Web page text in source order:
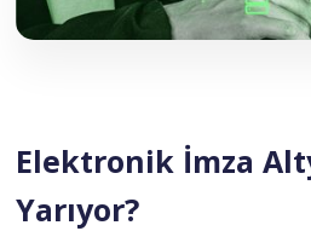
Elektronik İmza
Yarıyor?